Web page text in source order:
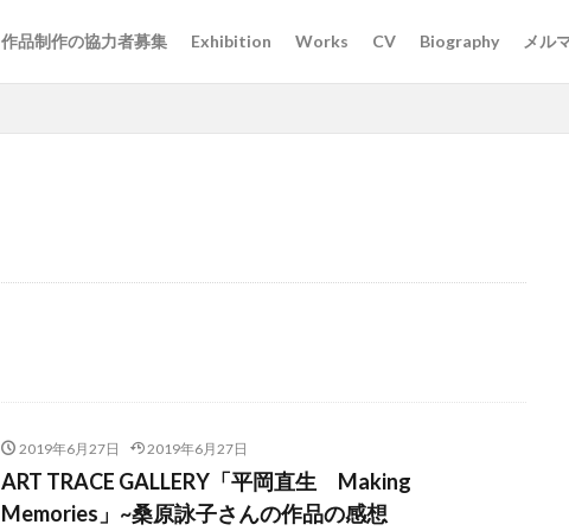
作品制作の協力者募集 Exhibition Works CV Biography メル
2019年6月27日 2019年6月27日
ART TRACE GALLERY「平岡直生 Making
Memories」~桑原詠子さんの作品の感想